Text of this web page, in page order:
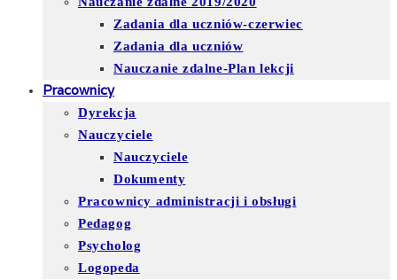
Zadania dla uczniów-czerwiec
Zadania dla uczniów
Nauczanie zdalne-Plan lekcji
Pracownicy
Dyrekcja
Nauczyciele
Nauczyciele
Dokumenty
Pracownicy administracji i obsługi
Pedagog
Psycholog
Logopeda